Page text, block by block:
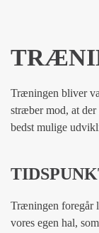
Træningen bliver
stræber mod, at der
bedst mulige
Træningen foregår
vores egen hal,